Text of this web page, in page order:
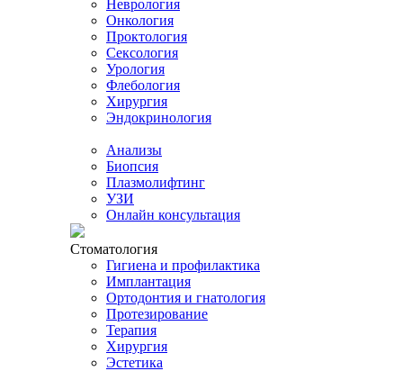
Неврология
Онкология
Проктология
Сексология
Урология
Флебология
Хирургия
Эндокринология
Анализы
Биопсия
Плазмолифтинг
УЗИ
Онлайн консультация
Стоматология
Гигиена и профилактика
Имплантация
Ортодонтия и гнатология
Протезирование
Терапия
Хирургия
Эстетика